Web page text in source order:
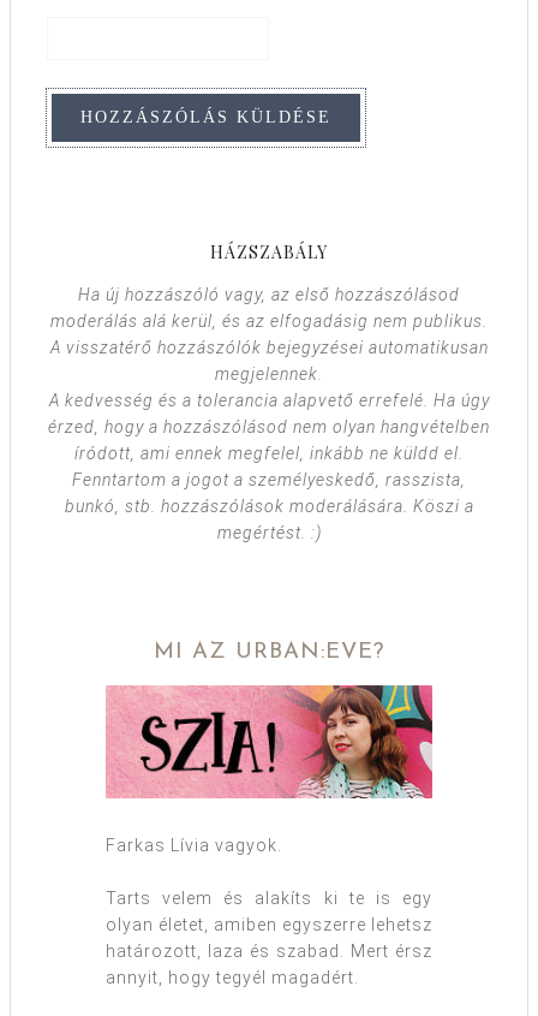
HÁZSZABÁLY
Ha új hozzászóló vagy, az első hozzászólásod
moderálás alá kerül, és az elfogadásig nem publikus.
A visszatérő hozzászólók bejegyzései automatikusan
megjelennek.
A kedvesség és a tolerancia alapvető errefelé. Ha úgy
érzed, hogy a hozzászólásod nem olyan hangvételben
íródott, ami ennek megfelel, inkább ne küldd el.
Fenntartom a jogot a személyeskedő, rasszista,
bunkó, stb. hozzászólások moderálására. Köszi a
megértést. :)
MI AZ URBAN:EVE?
Farkas Lívia vagyok.
Tarts velem és alakíts ki te is egy
olyan életet, amiben egyszerre lehetsz
határozott, laza és szabad. Mert érsz
annyit, hogy tegyél magadért.